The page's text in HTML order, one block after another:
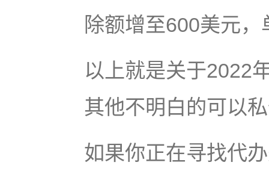
除额增至600美元
以上就是关于2022
其他不明白的可以
如果你正在寻找代